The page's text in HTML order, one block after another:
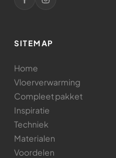
SITEMAP
Home
Vloerverwarming
Compleet pakket
Inspiratie
Techniek
Materialen
Voordelen